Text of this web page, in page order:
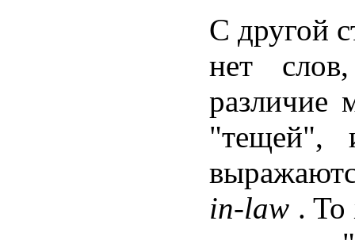
С другой
нет
различие
"тещей",
in-law . To